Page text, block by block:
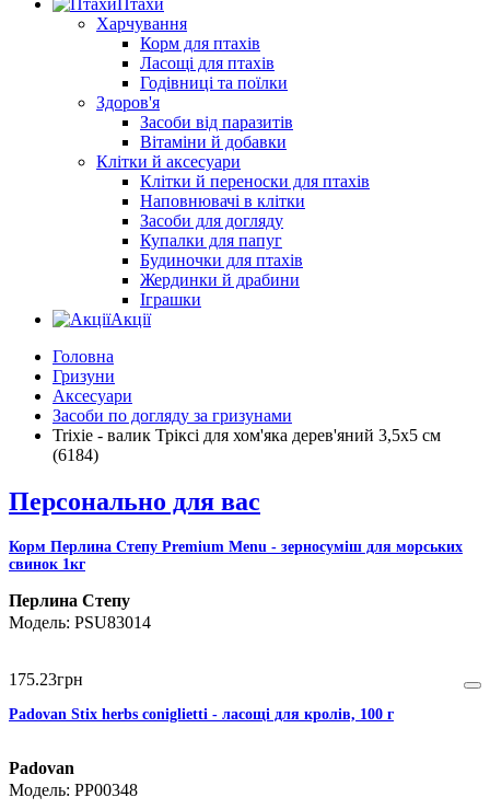
Птахи
Харчування
Корм для птахів
Ласощі для птахів
Годівниці та поїлки
Здоров'я
Засоби від паразитів
Вітаміни й добавки
Клітки й аксесуари
Клітки й переноски для птахів
Наповнювачі в клітки
Засоби для догляду
Купалки для папуг
Будиночки для птахів
Жердинки й драбини
Іграшки
Акції
Головна
Гризуни
Аксесуари
Засоби по догляду за гризунами
Trixie - валик Тріксі для хом'яка дерев'яний 3,5х5 см
(6184)
Персонально для вас
Корм Перлина Степу Premium Menu - зерносуміш для морських
свинок 1кг
Перлина Степу
PSU83014
175.23грн
Padovan Stix herbs coniglietti - ласощі для кролів, 100 г
Padovan
PP00348